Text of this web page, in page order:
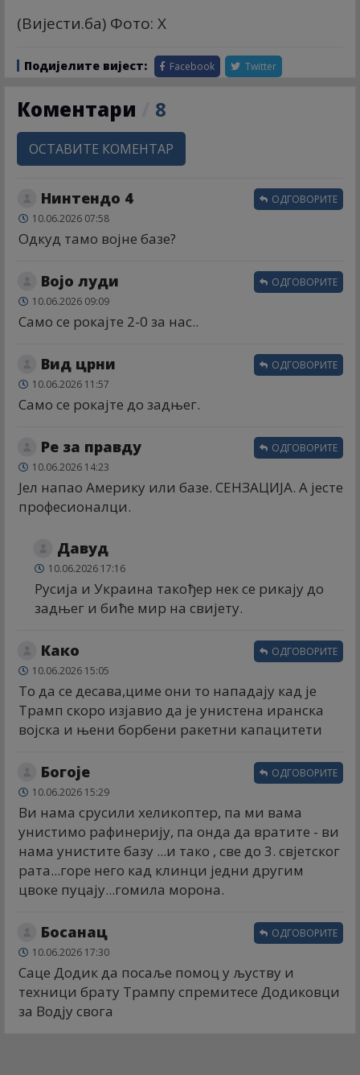
(Вијести.ба) Фото: X
Подијелите вијест: Facebook Twitter
Коментари 8
ОСТАВИТЕ КОМЕНТАР
Нинтендо 4
10.06.2026 07:58
Одкуд тамо војне базе?
ОДГОВОРИТЕ
Војо луди
10.06.2026 09:09
Само се рокајте 2-0 за нас..
ОДГОВОРИТЕ
Вид црни
10.06.2026 11:57
Само се рокајте до задњег.
ОДГОВОРИТЕ
Ре за правду
10.06.2026 14:23
Јел напао Америку или базе. СЕНЗАЦИЈА. А јесте
професионалци.
ОДГОВОРИТЕ
Давуд
10.06.2026 17:16
Русија и Украина такођер нек се рикају до
задњег и биће мир на свијету.
Како
10.06.2026 15:05
То да се десава,циме они то нападају кад је
Трамп скоро изјавио да је унистена иранска
војска и њени борбени ракетни капацитети
ОДГОВОРИТЕ
Богоје
10.06.2026 15:29
Ви нама срусили хеликоптер, па ми вама
унистимо рафинерију, па онда да вратите - ви
нама унистите базу ...и тако , све до 3. свјетског
рата...горе него кад клинци једни другим
цвоке пуцају...гомила морона.
ОДГОВОРИТЕ
Босанац
10.06.2026 17:30
Саце Додик да посаље помоц у љуству и
техници брату Трампу спремитесе Додиковци
за Водју свога
ОДГОВОРИТЕ